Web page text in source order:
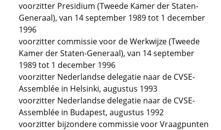
voorzitter Presidium (Tweede Kamer der Staten-
Generaal), van 14 september 1989 tot 1 december
1996
voorzitter commissie voor de Werkwijze (Tweede
Kamer der Staten-Generaal), van 14 september
1989 tot 1 december 1996
voorzitter Nederlandse delegatie naar de CVSE-
Assemblée in Helsinki, augustus 1993
voorzitter Nederlandse delegatie naar de CVSE-
Assemblée in Budapest, augustus 1992
voorzitter bijzondere commissie voor Vraagpunten